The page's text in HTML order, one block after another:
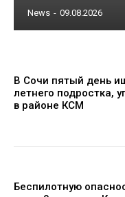
News - 09.08.2026
В Сочи пятый день
летнего подростка,
в районе КСМ
Беспилотную